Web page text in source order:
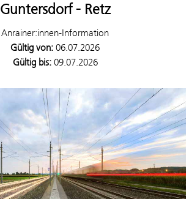
Guntersdorf - Retz
Anrainer:innen-Information
Gültig von: 06.07.2026
Gültig bis:09.07.2026